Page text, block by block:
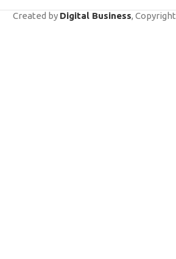
Created by Digital Business, Copyright